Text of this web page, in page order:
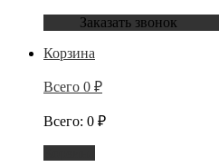
Заказать звонок
Корзина
Всего 0 ₽
Всего: 0 ₽